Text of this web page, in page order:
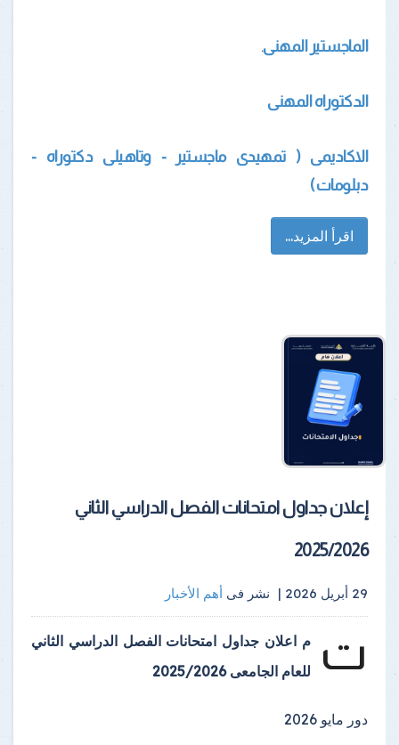
الماجستير المهنى.
الدكتوراه المهنى
الاكاديمى ( تمهيدى ماجستير - وتاهيلى دكتوراه -
دبلومات )
اقرأ المزيد...
إعلان جداول امتحانات الفصل الدراسي الثاني
2025/2026
29 أبريل 2026 | نشر فى أهم الأخبار
ت
م اعلان جداول امتحانات الفصل الدراسي الثاني
للعام الجامعى 2025/2026
دور مايو 2026